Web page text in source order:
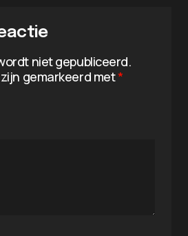
niet gepubliceerd.
gemarkeerd met*